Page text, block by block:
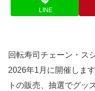
LINE
回転寿司チェーン・ス
2026年1月に開催しま
トの販売、抽選でグッ